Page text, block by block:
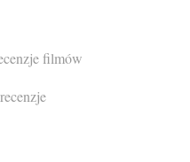
filmów
recenzje